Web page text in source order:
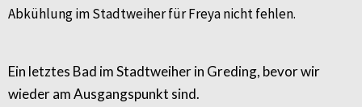
Abkühlung im Stadtweiher für Freya nicht fehlen.
Ein letztes Bad im Stadtweiher in Greding, bevor wir
wieder am Ausgangspunkt sind.